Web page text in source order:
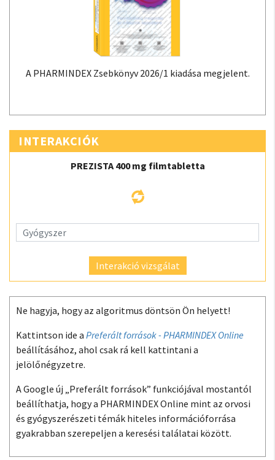
A PHARMINDEX Zsebkönyv 2026/1 kiadása megjelent.
INTERAKCIÓK
PREZISTA 400 mg filmtabletta
Interakció vizsgálat
Ne hagyja, hogy az algoritmus döntsön Ön helyett!
Kattintson ide a Preferált források - PHARMINDEX Online
beállításához, ahol csak rá kell kattintani a
jelölőnégyzetre.
A Google új „Preferált források” funkciójával mostantól
beállíthatja, hogy a PHARMINDEX Online mint az orvosi
és gyógyszerészeti témák hiteles információforrása
gyakrabban szerepeljen a keresési találatai között.